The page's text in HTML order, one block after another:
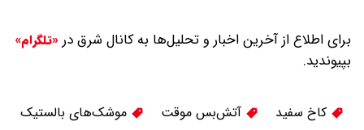
برای اطلاع از آخرین اخبار و تحلیل‌ها به کانال شرق در «تلگرام»
بپیوندید.
کاخ سفید آتش‌بس موقت
موشک‌های بالستیک